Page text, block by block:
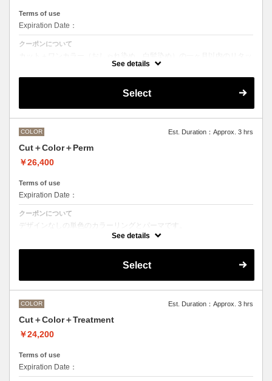
Terms of use
Expiration Date：
クーポンについて
See details
Select
COLOR Est. Duration：Approx. 3 hrs
Cut＋Color＋Perm
￥26,400
Terms of use
Expiration Date：
クーポンについて
デザインなしの単色のカラーリングとパーマです。
マ、ツイストパーマなどをご希望の方は最終受付時間が変わるため、別
●カラーリングは髪の長さにより別途ロング料金を頂戴いたします。
See details
Select
COLOR Est. Duration：Approx. 3 hrs
Cut＋Color＋Treatment
￥24,200
Terms of use
Expiration Date：